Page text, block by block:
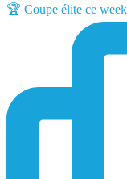
🏆 Coupe élite ce